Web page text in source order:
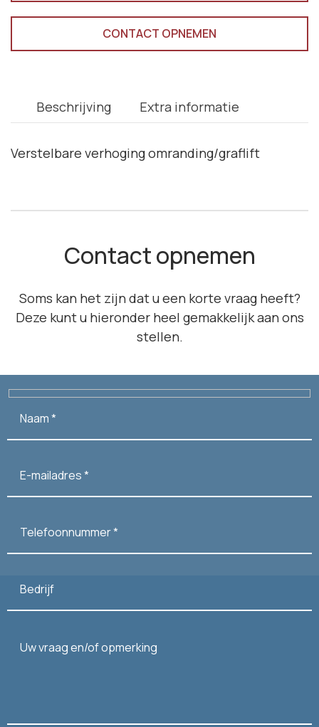
CONTACT OPNEMEN
Beschrijving Extra informatie
Verstelbare verhoging omranding/graflift
Contact opnemen
Soms kan het zijn dat u een korte vraag heeft?
Deze kunt u hieronder heel gemakkelijk aan ons
stellen.